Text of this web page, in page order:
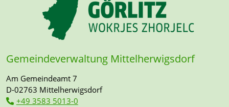
Gemeindeverwaltung Mittelherwigsdorf
Am Gemeindeamt 7
D-02763 Mittelherwigsdorf
+49 3583 5013-0